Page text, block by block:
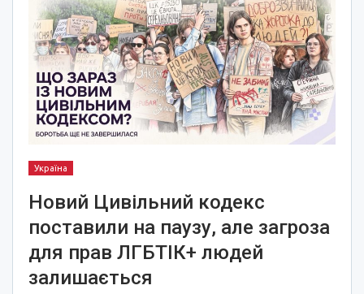
Україна
Новий Цивільний кодекс
поставили на паузу, але загроза
для прав ЛГБТІК+ людей
залишається